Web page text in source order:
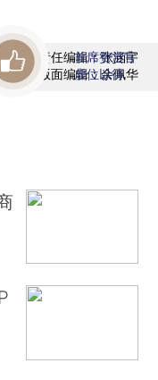
责任编辑：张涵宇
版面编辑：余佩华
首席赞赏官
虚位以待